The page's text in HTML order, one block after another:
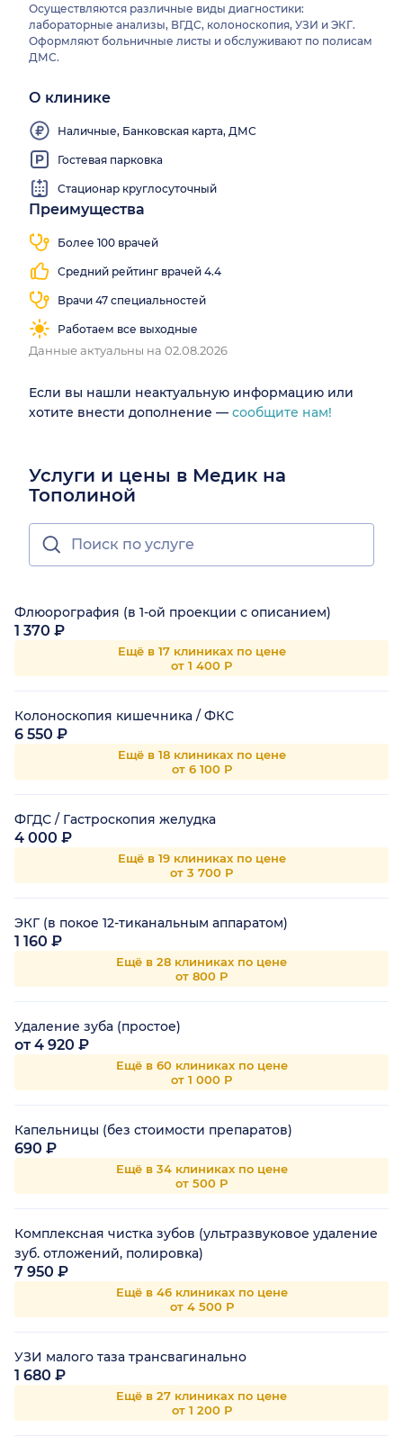
Осуществляются различные виды диагностики:
лабораторные анализы, ВГДС, колоноскопия, УЗИ и ЭКГ.
Оформляют больничные листы и обслуживают по полисам
ДМС.
О клинике
Наличные, Банковская карта, ДМС
Гостевая парковка
Стационар круглосуточный
Преимущества
Более 100 врачей
Средний рейтинг врачей 4.4
Врачи 47 специальностей
Работаем все выходные
Данные актуальны на 02.08.2026
Если вы нашли неактуальную информацию или
хотите внести дополнение — сообщите нам!
Услуги и цены в Медик на
Тополиной
Флюорография (в 1-ой проекции с описанием)
1 370 ₽
Ещё в 17 клиниках по цене
от 1 400 Р
Колоноскопия кишечника / ФКС
6 550 ₽
Ещё в 18 клиниках по цене
от 6 100 Р
ФГДС / Гастроскопия желудка
4 000 ₽
Ещё в 19 клиниках по цене
от 3 700 Р
ЭКГ (в покое 12-тиканальным аппаратом)
1 160 ₽
Ещё в 28 клиниках по цене
от 800 Р
Удаление зуба (простое)
от 4 920 ₽
Ещё в 60 клиниках по цене
от 1 000 Р
Капельницы (без стоимости препаратов)
690 ₽
Ещё в 34 клиниках по цене
от 500 Р
Комплексная чистка зубов (ультразвуковое удаление
зуб. отложений, полировка)
7 950 ₽
Ещё в 46 клиниках по цене
от 4 500 Р
УЗИ малого таза трансвагинально
1 680 ₽
Ещё в 27 клиниках по цене
от 1 200 Р